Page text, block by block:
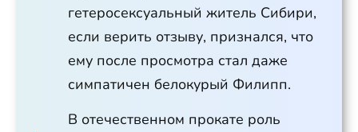
гетеросексуальный житель Сибири,
если верить отзыву, признался, что
ему после просмотра стал даже
симпатичен белокурый Филипп.
В отечественном прокате роль